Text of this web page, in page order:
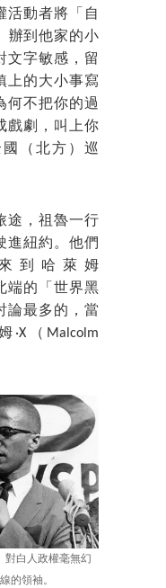
活動者將「自
辦到他家的小
文字敏感，留
上的大小事寫
何不把你的過
戲劇，叫上你
（北方）巡
途，祖魯一行
進紐約。他們
到哈萊姆
端的「世界黑
論最多的，當
（Malcolm
對白人政權毫無幻
的領袖。